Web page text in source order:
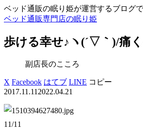
ベッド通販の眠り姫が運営するブログで
ベッド通販専門店の眠り姫
歩ける幸せ♪ヽ(´▽｀)/痛
副店長のこころ
X Facebook はてブ LINE コピー
2017.11.11 2022.04.21
11/11